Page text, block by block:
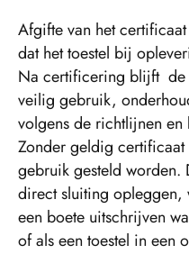
Afgifte van het
dat het toestel bij
Na certificering blijft de
veilig gebruik,
volgens de richtlijnen
Zonder geldig certificaat
gebruik gesteld
direct sluiting opleggen,
een boete uitschrijven
of als een toestel in een